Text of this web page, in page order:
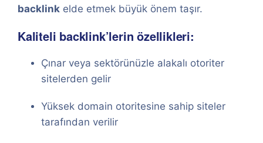
backlink elde etmek büyük önem taşır.
Kaliteli backlink’lerin özellikleri:
Çınar veya sektörünüzle alakalı otoriter
sitelerden gelir
Yüksek domain otoritesine sahip siteler
tarafından verilir